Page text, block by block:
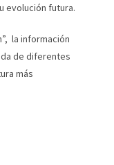
evolución futura.
la información
de diferentes
más